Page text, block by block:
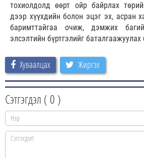
тохиолдолд өөрт ойр байрлах
дээр хүүхдийн болон эцэг эх, асран
баримттайгаа очиж, дэмжих
элсэлтийн бүртгэлийг
Хуваалцах Жиргэх
Сэтгэгдэл ( 0 )